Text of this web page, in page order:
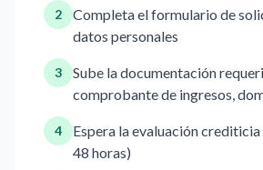
2
Completa el formulario de
datos personales
3
Sube la documentación
comprobante de ingresos,
4
Espera la evaluación
48 horas)